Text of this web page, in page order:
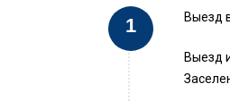
Выезд
Выезд